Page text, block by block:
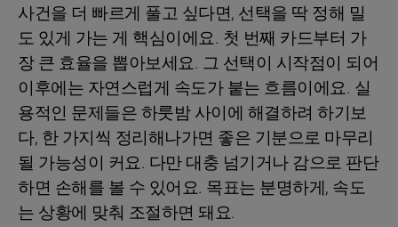
사건을 더 빠르게 풀고 싶다면, 선택을 딱 정해 밀
도 있게 가는 게 핵심이에요. 첫 번째 카드부터 가
장 큰 효율을 뽑아보세요. 그 선택이 시작점이 되어
이후에는 자연스럽게 속도가 붙는 흐름이에요. 실
용적인 문제들은 하룻밤 사이에 해결하려 하기보
다, 한 가지씩 정리해나가면 좋은 기분으로 마무리
될 가능성이 커요. 다만 대충 넘기거나 감으로 판단
하면 손해를 볼 수 있어요. 목표는 분명하게, 속도
는 상황에 맞춰 조절하면 돼요.